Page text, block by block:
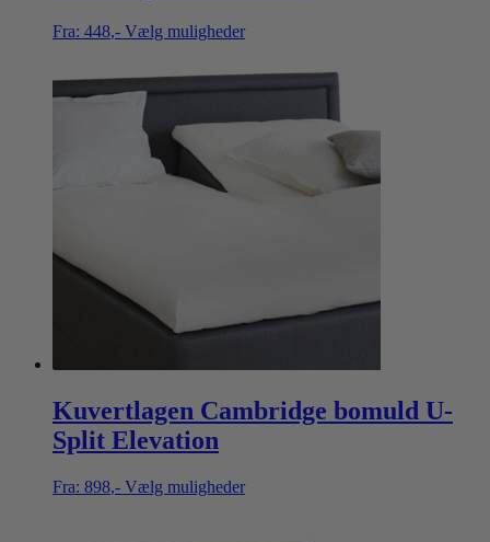
Fra: 448,- Vælg muligheder
Kuvertlagen Cambridge bomuld U-
Split Elevation
Fra: 898,- Vælg muligheder